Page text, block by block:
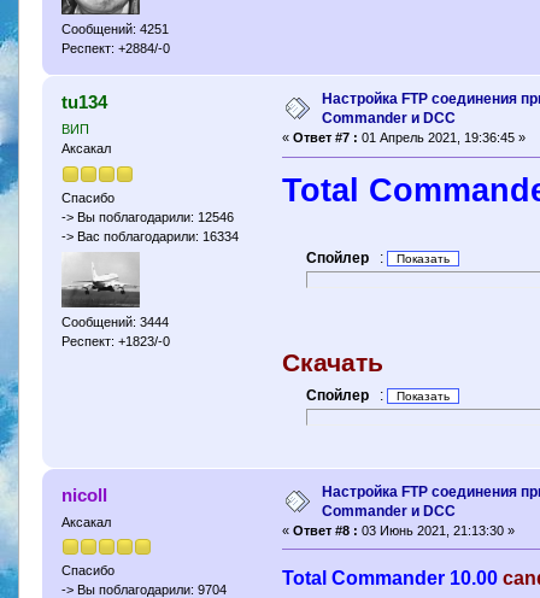
Сообщений: 4251
Респект: +2884/-0
tu134
ВИП
Аксакал
Спасибо
-> Вы поблагодарили: 12546
-> Вас поблагодарили: 16334
Сообщений: 3444
Респект: +1823/-0
Настройка FTP соединения
Commander и DCC
«Ответ #7 : 01 Апрель 2021, 19:36:45 »
Total
Спойлер :
Скачать
Спойлер :
nicoll
Аксакал
Спасибо
-> Вы поблагодарили: 9704
Настройка FTP соединения
Commander и DCC
«Ответ #8 : 03 Июнь 2021, 21:13:30 »
Total Commander 10.00